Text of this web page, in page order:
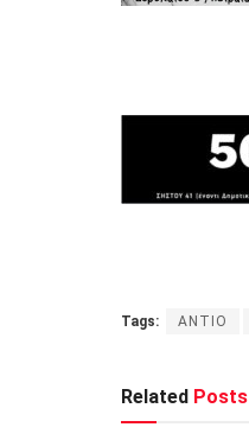
Tags: ΑΝΤΙΟ
Related Posts